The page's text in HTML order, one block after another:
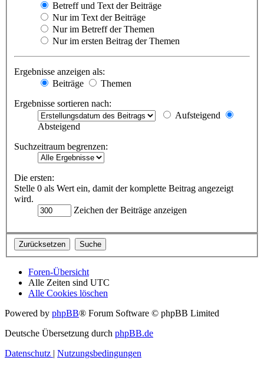
Betreff und Text der Beiträge
Nur im Text der Beiträge
Nur im Betreff der Themen
Nur im ersten Beitrag der Themen
Ergebnisse anzeigen als:
Beiträge
Themen
Ergebnisse sortieren nach:
Aufsteigend
Absteigend
Suchzeitraum begrenzen:
Die ersten:
Stelle 0 als Wert ein, damit der komplette Beitrag angezeigt
wird.
Zeichen der Beiträge anzeigen
Foren-Übersicht
Alle Zeiten sind UTC
Alle Cookies löschen
Powered by phpBB® Forum Software © phpBB Limited
Deutsche Übersetzung durch phpBB.de
Datenschutz | Nutzungsbedingungen